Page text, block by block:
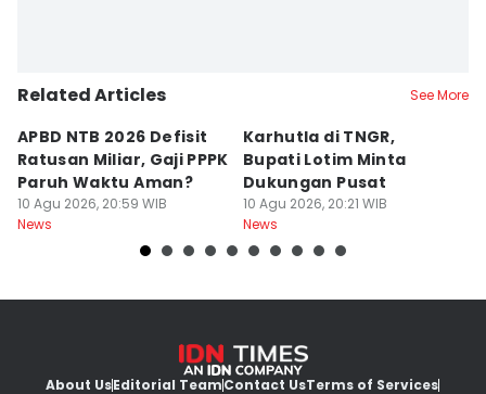
Related Articles See More
APBD NTB 2026 Defisit
Ratusan Miliar, Gaji PPPK
Paruh Waktu Aman?
10 Agu 2026, 20:59 WIB
News
Karhutla di TNGR,
Bupati Lotim Minta
Dukungan Pusat
10 Agu 2026, 20:21 WIB
News
About UsEditorial TeamContact UsTerms of Services